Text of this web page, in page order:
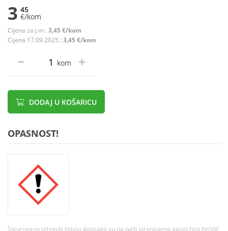
3 45
€/kom
Cijena za j.m.: 3,45 €/kom
Cijena 17.09.2025.: 3,45 €/kom
kom
DODAJ U KOŠARICU
OPASNOST!
Sigurnosno tehnicki listovi dostupni su na web stranicama apsot.hzjz.hr/stl/